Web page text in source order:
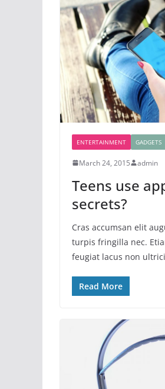
ENTERTAINMENT GADGETS
March 24, 2015 admin
Teens use
secrets?
Cras accumsan elit
turpis fringilla nec.
feugiat lacus non
Read More